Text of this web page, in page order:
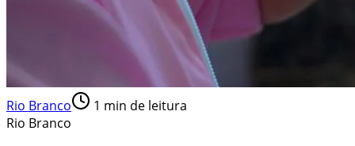
Rio Branco 1 min de leitura
Rio Branco